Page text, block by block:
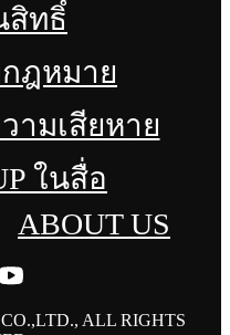
สิทธิ์
ฎหมาย
ามเสียหาย
ในสื่อ
ABOUT US
ALL RIGHTS